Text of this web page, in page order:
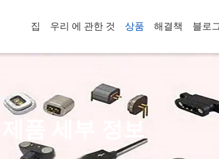
집 우리 에 관한 것 상품 해결책 블로